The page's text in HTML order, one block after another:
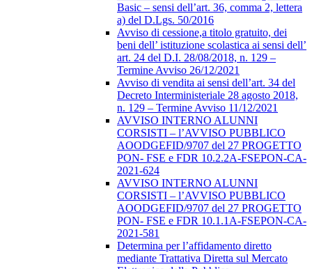
Basic – sensi dell’art. 36, comma 2, lettera
a) del D.Lgs. 50/2016
Avviso di cessione,a titolo gratuito, dei
beni dell’ istituzione scolastica ai sensi dell’
art. 24 del D.I. 28/08/2018, n. 129 –
Termine Avviso 26/12/2021
Avviso di vendita ai sensi dell’art. 34 del
Decreto Interministeriale 28 agosto 2018,
n. 129 – Termine Avviso 11/12/2021
AVVISO INTERNO ALUNNI
CORSISTI – l’AVVISO PUBBLICO
AOODGEFID/9707 del 27 PROGETTO
PON- FSE e FDR 10.2.2A-FSEPON-CA-
2021-624
AVVISO INTERNO ALUNNI
CORSISTI – l’AVVISO PUBBLICO
AOODGEFID/9707 del 27 PROGETTO
PON- FSE e FDR 10.1.1A-FSEPON-CA-
2021-581
Determina per l’affidamento diretto
mediante Trattativa Diretta sul Mercato